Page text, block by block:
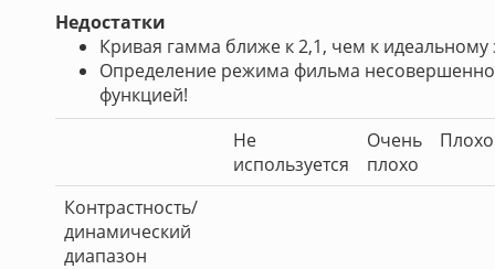
Недостатки
Кривая гамма ближе к 2,1, чем к
Определение режима фильма
функцией!
Не
используется
Очень
плохо
Плохо
Контрастность/
динамический
диапазон